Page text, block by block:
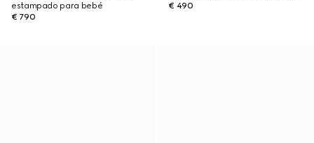
estampado para bebé
€ 790
€ 490